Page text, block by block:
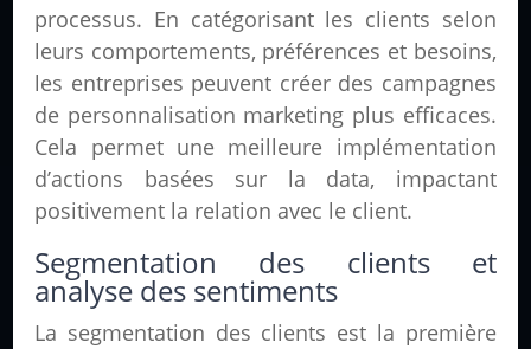
processus. En catégorisant les clients selon
leurs comportements, préférences et besoins,
les entreprises peuvent créer des campagnes
de personnalisation marketing plus efficaces.
Cela permet une meilleure implémentation
d’actions basées sur la data, impactant
positivement la relation avec le client.
Segmentation des clients et
analyse des sentiments
La segmentation des clients est la première